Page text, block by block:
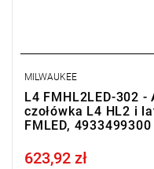
MILWAUKEE
L4 FMHL2LED-302
czołówka L4 HL2 i
FMLED, 4933499300
Price tax included
623,92 zł